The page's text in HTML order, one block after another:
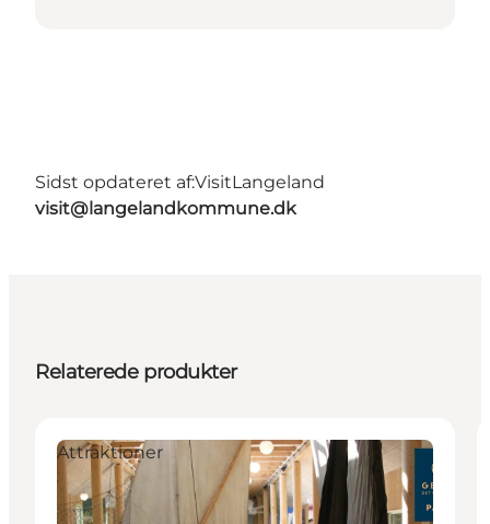
Sidst opdateret af:VisitLangeland
visit@langelandkommune.dk
Relaterede produkter
Attraktioner